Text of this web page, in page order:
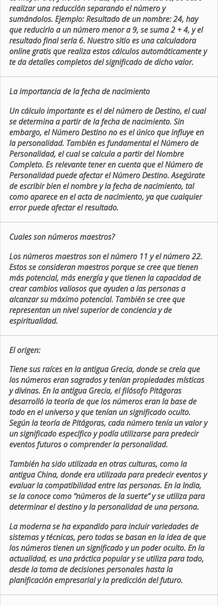
realizar una reducción separando el número y
sumándolos. Ejemplo: Resultado de un nombre: 24, hay
que reducirlo a un número menor a 9, se suma 2 + 4, y el
resultado final sería 6. Nuestro sitio es una calculadora
online gratis que realiza estos cálculos automáticamente y
te da detalles completos del significado de dicho valor.
La importancia de la fecha de nacimiento
Un cálculo importante es el del número de Destino, el cual
se determina a partir de la fecha de nacimiento. Sin
embargo, el Número Destino no es el único que influye en
la personalidad. También es fundamental el Número de
Personalidad, el cual se calcula a partir del Nombre
Completo. Es relevante tener en cuenta que el Número de
Personalidad puede afectar el Número Destino. Asegúrate
de escribir bien el nombre y la fecha de nacimiento, tal
como aparece en el acta de nacimiento, ya que cualquier
error puede afectar el resultado.
Cuales son números maestros?
Los números maestros son el número 11 y el número 22.
Estos se consideran maestros porque se cree que tienen
más potencial, más energía y que tienen la capacidad de
crear cambios valiosos que ayuden a las personas a
alcanzar su máximo potencial. También se cree que
representan un nivel superior de conciencia y de
espiritualidad.
El origen:
Tiene sus raíces en la antigua Grecia, donde se creía que
los números eran sagrados y tenían propiedades místicas
y divinas. En la antigua Grecia, el filósofo Pitágoras
desarrolló la teoría de que los números eran la base de
todo en el universo y que tenían un significado oculto.
Según la teoría de Pitágoras, cada número tenía un valor y
un significado específico y podía utilizarse para predecir
eventos futuros o comprender la personalidad.
También ha sido utilizada en otras culturas, como la
antigua China, donde era utilizada para predecir eventos y
evaluar la compatibilidad entre las personas. En la India,
se la conoce como “números de la suerte” y se utiliza para
determinar el destino y la personalidad de una persona.
La moderna se ha expandido para incluir variedades de
sistemas y técnicas, pero todas se basan en la idea de que
los números tienen un significado y un poder oculto. En la
actualidad, es una práctica popular y se utiliza para todo,
desde la toma de decisiones personales hasta la
planificación empresarial y la predicción del futuro.